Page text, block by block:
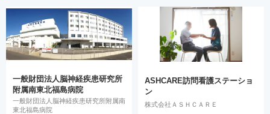
一般財団法人脳神経疾患研究所
附属南東北福島病院
一般財団法人脳神経疾患研究所附属南
東北福島病院
ASHCARE訪問看護ステーショ
ン
株式会社ＡＳＨＣＡＲＥ